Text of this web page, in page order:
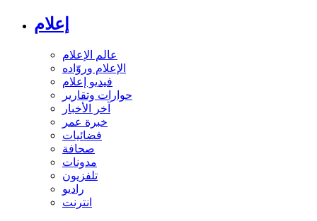
إعلام
عالم الإعلام
الإعلام وروّاده
فيديو إعلام
حوارات وتقارير
آخر الأخبار
خبرة عمر
فضائيات
صحافة
مدونات
تلفزيون
راديو
انترنت